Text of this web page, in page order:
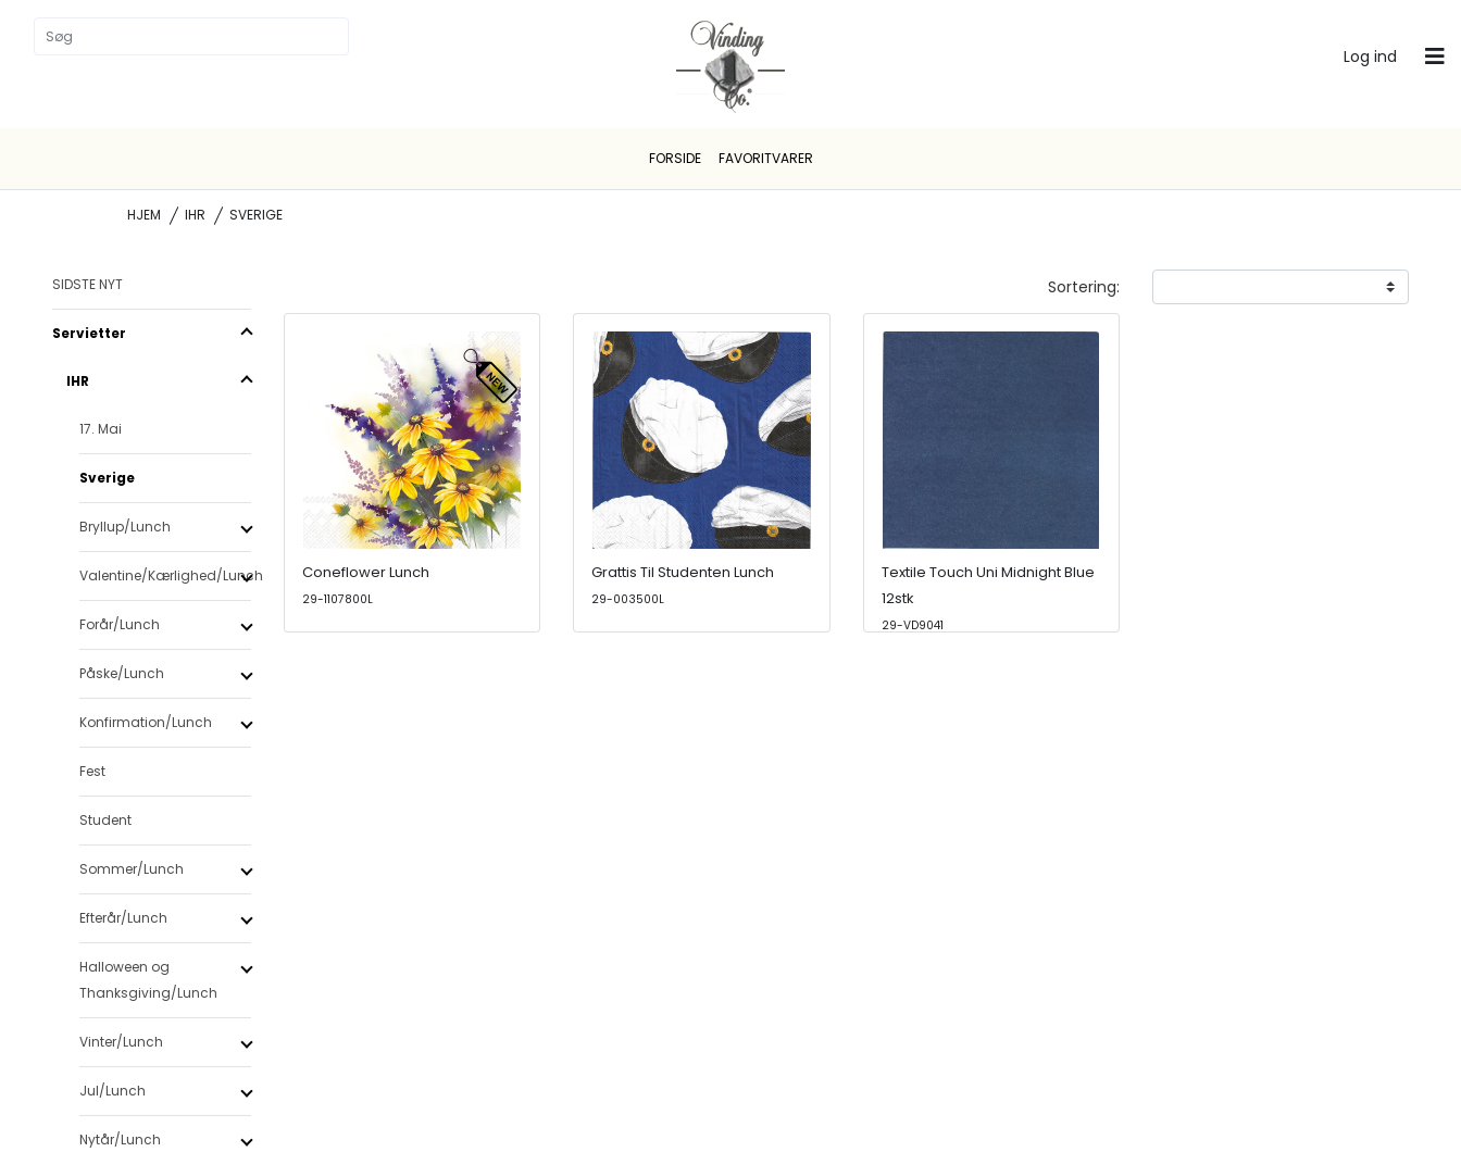
Log ind
FORSIDE FAVORITVARER
HJEM IHR SVERIGE
SIDSTE NYT
Servietter
IHR
17. Mai
Sverige
Bryllup/Lunch
Valentine/Kærlighed/Lunch
Forår/Lunch
Påske/Lunch
Konfirmation/Lunch
Fest
Student
Sommer/Lunch
Efterår/Lunch
Halloween og
Thanksgiving/Lunch
Vinter/Lunch
Jul/Lunch
Nytår/Lunch
Sortering:
Coneflower Lunch
29-1107800L
Grattis Til Studenten Lunch
29-003500L
Textile Touch Uni Midnight Blue
12stk
29-VD9041